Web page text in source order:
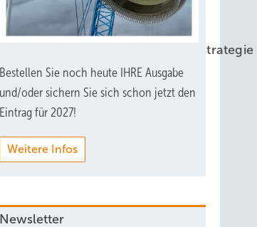
über EEG-Pläne und
Bestellen Sie noch heute IHRE Ausgabe
und/oder sichern Sie sich schon jetzt den
Eintrag für 2027!
Weitere Infos
Newsletter